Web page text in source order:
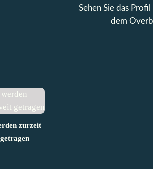
zurzeit
Sehen Sie das Profil
dem